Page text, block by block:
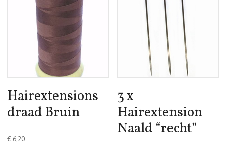
Hairextensions
draad Bruin
€6,20
3 x
Hairextension
Naald “recht”